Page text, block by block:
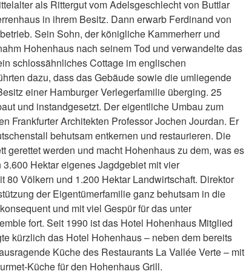
als Rittergut vom Adelsgeschlecht von Buttlar
in ihrem Besitz. Dann erwarb Ferdinand von
Sein Sohn, der königliche Kammerherr und
Hohenhaus nach seinem Tod und verwandelte das
schlossähnliches Cottage im englischen
dazu, dass das Gebäude sowie die umliegende
einer Hamburger Verlegerfamilie überging. 25
und instandgesetzt. Der eigentliche Umbau zum
Frankfurter Architekten Professor Jochen Jourdan. Er
behutsam entkernen und restaurieren. Die
gerettet werden und macht Hohenhaus zu dem, was es
Hektar eigenes Jagdgebiet mit vier
80 Völkern und 1.200 Hektar Landwirtschaft. Direktor
der Eigentümerfamilie ganz behutsam in die
und mit viel Gespür für das unter
fort. Seit 1990 ist das Hotel Hohenhaus Mitglied
kürzlich das Hotel Hohenhaus – neben dem bereits
Küche des Restaurants La Vallée Verte – mit
Küche für den Hohenhaus Grill.